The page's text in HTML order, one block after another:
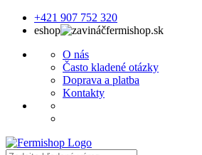
+421 907 752 320
eshop
fermishop.sk
O nás
Často kladené otázky
Doprava a platba
Kontakty